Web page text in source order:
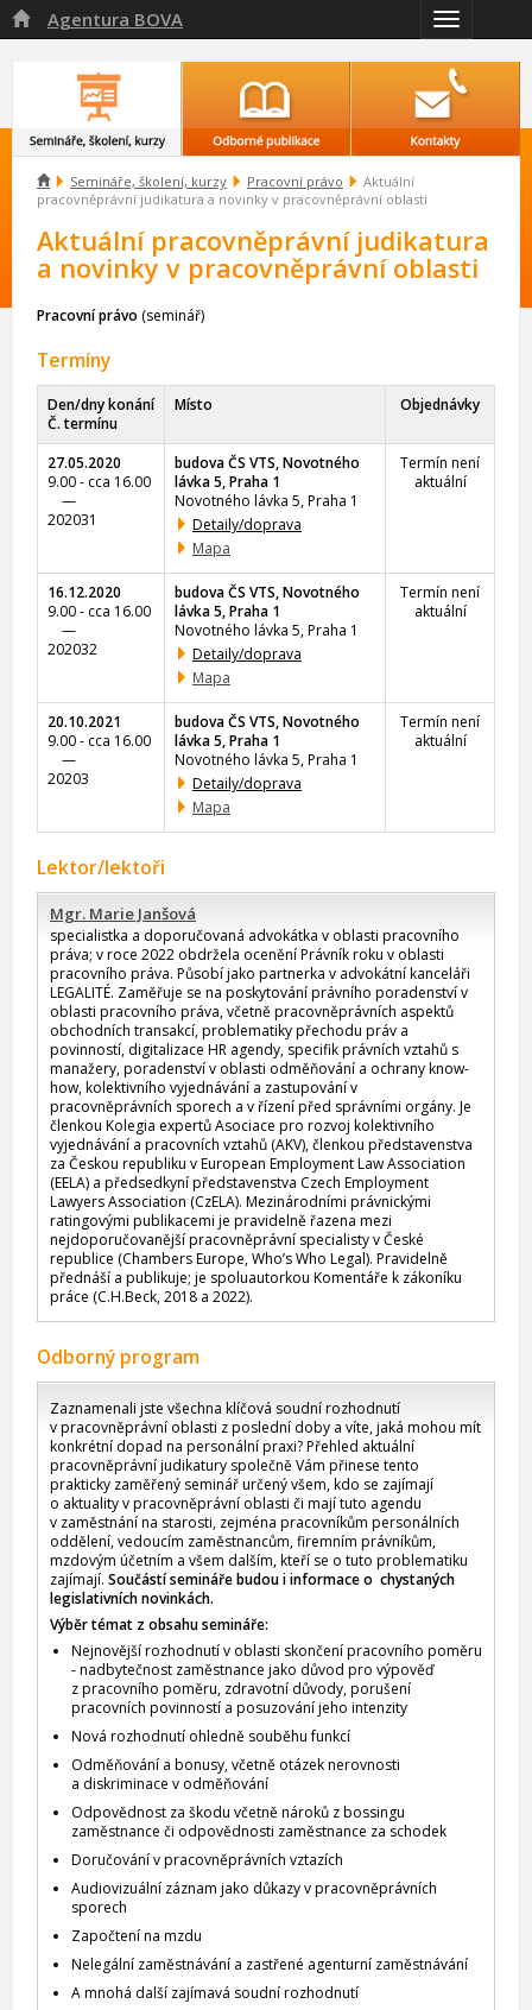
Přepnout
navigaci
 Agentura BOVA
 Semináře, školení, kurzy Pracovní právo
Aktuální
pracovněprávní judikatura a novinky v pracovněprávní oblasti
Aktuální pracovněprávní judikatura
a novinky v pracovněprávní oblasti
Pracovní právo (seminář)
Termíny
Den/dny konání
Č. termínu
Místo Objednávky
27.05.2020
9.00 - cca 16.00
—
202031
budova ČS VTS, Novotného
lávka 5, Praha 1
Novotného lávka 5, Praha 1
Detaily/doprava
Mapa
Termín není
aktuální
16.12.2020
9.00 - cca 16.00
—
202032
budova ČS VTS, Novotného
lávka 5, Praha 1
Novotného lávka 5, Praha 1
Detaily/doprava
Mapa
Termín není
aktuální
20.10.2021
9.00 - cca 16.00
—
20203
budova ČS VTS, Novotného
lávka 5, Praha 1
Novotného lávka 5, Praha 1
Detaily/doprava
Mapa
Termín není
aktuální
Lektor/lektoři
Mgr. Marie Janšová
specialistka a doporučovaná advokátka v oblasti pracovního
práva; v roce 2022 obdržela ocenění Právník roku v oblasti
pracovního práva. Působí jako partnerka v advokátní kanceláři
LEGALITÉ. Zaměřuje se na poskytování právního poradenství v
oblasti pracovního práva, včetně pracovněprávních aspektů
obchodních transakcí, problematiky přechodu práv a
povinností, digitalizace HR agendy, specifik právních vztahů s
manažery, poradenství v oblasti odměňování a ochrany know-
how, kolektivního vyjednávání a zastupování v
pracovněprávních sporech a v řízení před správními orgány. Je
členkou Kolegia expertů Asociace pro rozvoj kolektivního
vyjednávání a pracovních vztahů (AKV), členkou představenstva
za Českou republiku v European Employment Law Association
(EELA) a předsedkyní představenstva Czech Employment
Lawyers Association (CzELA). Mezinárodními právnickými
ratingovými publikacemi je pravidelně řazena mezi
nejdoporučovanější pracovněprávní specialisty v České
republice (Chambers Europe, Who’s Who Legal). Pravidelně
přednáší a publikuje; je spoluautorkou Komentáře k zákoníku
práce (C.H.Beck, 2018 a 2022).
Odborný program
Zaznamenali jste všechna klíčová soudní rozhodnutí
v pracovněprávní oblasti z poslední doby a víte, jaká mohou mít
konkrétní dopad na personální praxi? Přehled aktuální
pracovněprávní judikatury společně Vám přinese tento
prakticky zaměřený seminář určený všem, kdo se zajímají
o aktuality v pracovněprávní oblasti či mají tuto agendu
v zaměstnání na starosti, zejména pracovníkům personálních
oddělení, vedoucím zaměstnancům, firemním právníkům,
mzdovým účetním a všem dalším, kteří se o tuto problematiku
zajímají. Součástí semináře budou i informace o chystaných
legislativních novinkách.
Výběr témat z obsahu semináře:
Nejnovější rozhodnutí v oblasti skončení pracovního poměru
- nadbytečnost zaměstnance jako důvod pro výpověď
z pracovního poměru, zdravotní důvody, porušení
pracovních povinností a posuzování jeho intenzity
Nová rozhodnutí ohledně souběhu funkcí
Odměňování a bonusy, včetně otázek nerovnosti
a diskriminace v odměňování
Odpovědnost za škodu včetně nároků z bossingu
zaměstnance či odpovědnosti zaměstnance za schodek
Doručování v pracovněprávních vztazích
Audiovizuální záznam jako důkazy v pracovněprávních
sporech
Započtení na mzdu
Nelegální zaměstnávání a zastřené agenturní zaměstnávání
A mnohá další zajímavá soudní rozhodnutí